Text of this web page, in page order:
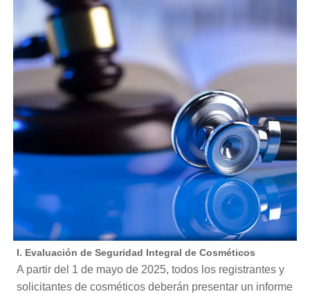
I. Evaluación de Seguridad Integral de Cosméticos
A partir del 1 de mayo de 2025, todos los registrantes y
solicitantes de cosméticos deberán presentar un informe